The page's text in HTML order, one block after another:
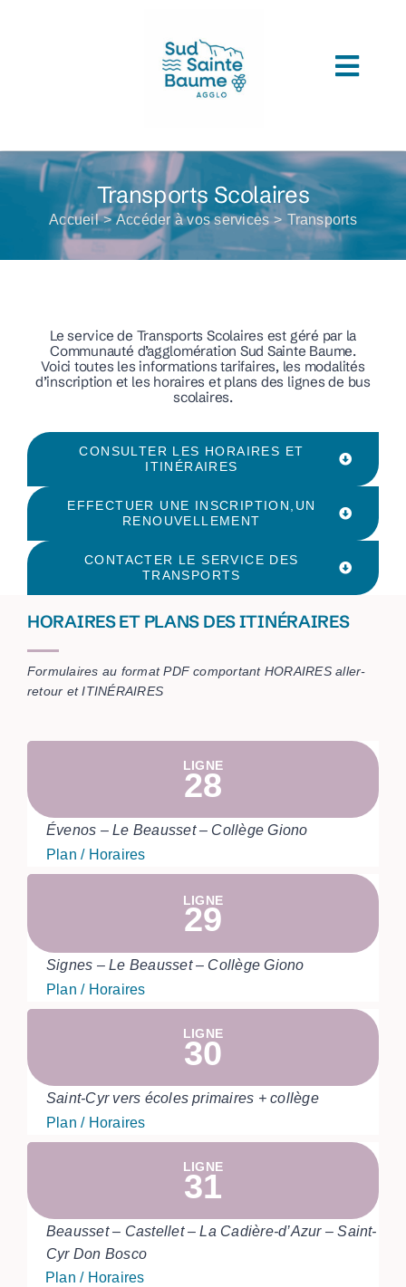
COMPRENDRE L’AGGLOMERATION
CONNAITRE SON ADMINISTRATION
ACCEDER A VOS SERVICES
TOUTES LES ACTUS
LES MÉDIATHÈQUES
Transports Scolaires
Accueil Accéder à vos services Transports
Le service de Transports Scolaires est géré par la
Communauté d’agglomération Sud Sainte Baume.
Voici toutes les informations tarifaires, les modalités
d’inscription et les horaires et plans des lignes de bus
scolaires.
CONSULTER LES HORAIRES ET
ITINÉRAIRES
EFFECTUER UNE INSCRIPTION,UN
RENOUVELLEMENT
CONTACTER LE SERVICE DES
TRANSPORTS
HORAIRES ET PLANS DES ITINÉRAIRES
Formulaires au format PDF comportant HORAIRES aller-
retour et ITINÉRAIRES
LIGNE
28
Évenos – Le Beausset – Collège Giono
Plan / Horaires
LIGNE
29
Signes – Le Beausset – Collège Giono
Plan / Horaires
LIGNE
30
Saint-Cyr vers écoles primaires + collège
Plan / Horaires
LIGNE
31
Beausset – Castellet – La Cadière-d’Azur – Saint-
Cyr Don Bosco
Plan / Horaires